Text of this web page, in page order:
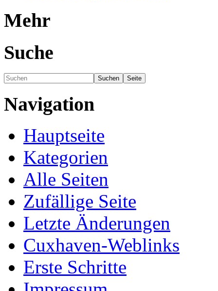
Mehr
Suche
Navigation
Hauptseite
Kategorien
Alle Seiten
Zufällige Seite
Letzte Änderungen
Cuxhaven-Weblinks
Erste Schritte